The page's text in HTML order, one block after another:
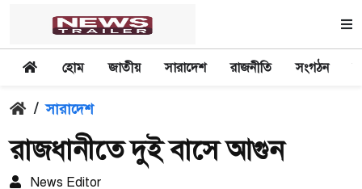
হোম জাতীয় সারাদেশ রাজনীতি সংগঠন
/ সারাদেশ
রাজধানীতে দুই বাসে আগুন
News Editor